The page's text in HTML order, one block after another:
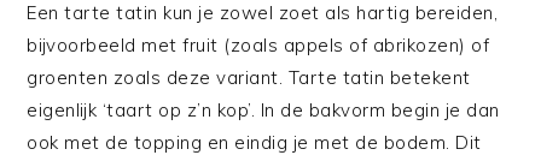
Een tarte tatin kun je zowel zoet als hartig bereiden,
bijvoorbeeld met fruit (zoals appels of abrikozen) of
groenten zoals deze variant. Tarte tatin betekent
eigenlijk ‘taart op z’n kop’. In de bakvorm begin je dan
ook met de topping en eindig je met de bodem. Dit